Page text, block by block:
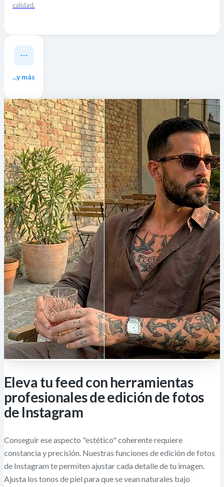
calidad.
...y más
Eleva tu feed con herramientas
profesionales de edición de fotos
de Instagram
Conseguir ese aspecto "estético" coherente requiere
constancia y precisión. Nuestras funciones de edición de fotos
de Instagram te permiten ajustar cada detalle de tu imagen.
Ajusta los tonos de piel para que se vean naturales bajo